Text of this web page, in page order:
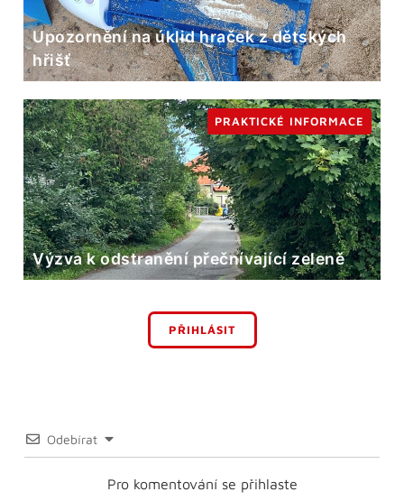
Upozornění na úklid hraček z dětských
hřišť
Výzva k odstranění přečnívající zeleně
PRAKTICKÉ INFORMACE
PŘIHLÁSIT
Odebírat
Pro komentování se přihlaste